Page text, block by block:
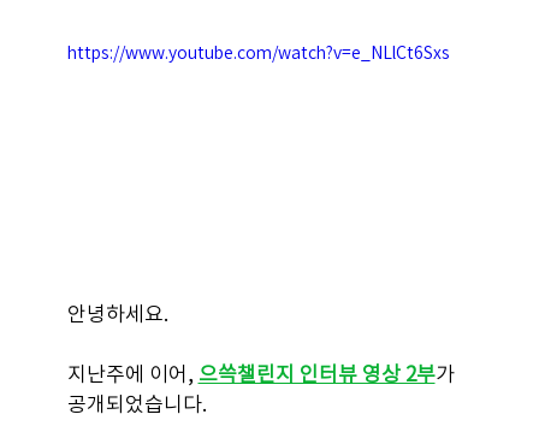
https://www.youtube.com/watch?v=e_NLlCt6Sxs
안녕하세요.
지난주에 이어, 으쓱챌린지 인터뷰 영상 2부가
공개되었습니다.